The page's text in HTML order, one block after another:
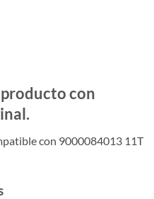
con
con 9000084013 11T